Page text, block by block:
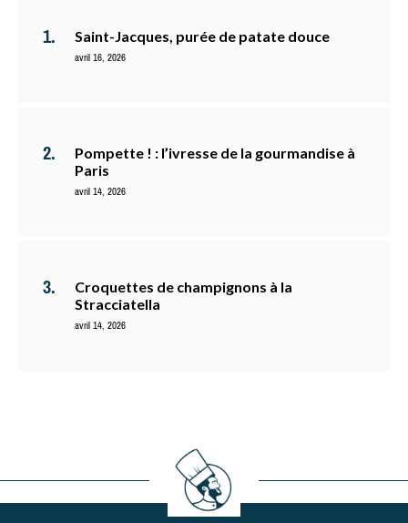
Saint-Jacques, purée de patate douce
avril 16, 2026
Pompette ! : l’ivresse de la gourmandise à
Paris
avril 14, 2026
Croquettes de champignons à la
Stracciatella
avril 14, 2026